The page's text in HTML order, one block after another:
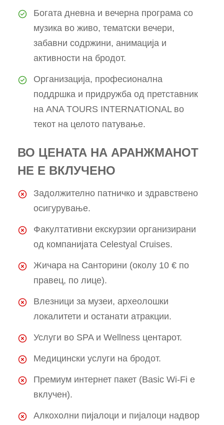
Богата дневна и вечерна програма со
музика во живо, тематски вечери,
забавни содржини, анимација и
активности на бродот.
Организација, професионална
поддршка и придружба од претставник
на ANA TOURS INTERNATIONAL во
текот на целото патување.
ВО ЦЕНАТА НА АРАНЖМАНОТ
НЕ Е ВКЛУЧЕНО
Задолжително патничко и здравствено
осигурување.
Факултативни екскурзии организирани
од компанијата Celestyal Cruises.
Жичара на Санторини (околу 10 € по
правец, по лице).
Влезници за музеи, археолошки
локалитети и останати атракции.
Услуги во SPA и Wellness центарот.
Медицински услуги на бродот.
Премиум интернет пакет (Basic Wi-Fi е
вклучен).
Алкохолни пијалоци и пијалоци надвор